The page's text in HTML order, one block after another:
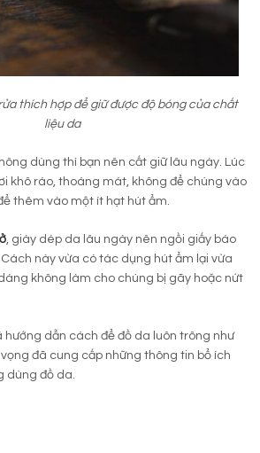
thích hợp để giữ được độ bóng của chất
liệu da
dùng thì bạn nên cất giữ lâu ngày. Lúc
khô ráo, thoáng mát, không để chúng vào
thêm vào một ít hạt hút ẩm.
, giày dép da lâu ngày nên ngồi giấy báo
này vừa có tác dụng hút ẩm lại vừa
không làm cho chúng bị gãy hoặc nứt
hướng dẫn cách để đồ da luôn trông như
đã cung cấp những thông tin bổ ích
dùng đồ da.